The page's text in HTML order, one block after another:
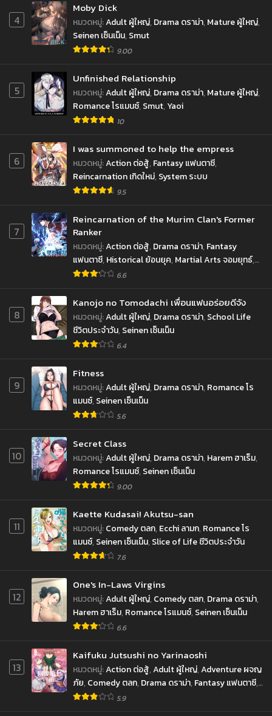
4
Moby Dick
หมวดหมู่:Adult ผู้ใหญ่, Drama ดราม่า, Mature ผู้ใหญ่,
Seinen เซ็นเน็น, Smut
9.00
5
Unfinished Relationship
หมวดหมู่:Adult ผู้ใหญ่, Drama ดราม่า, Mature ผู้ใหญ่,
Romance โรแมนซ์, Smut, Yaoi
10
6
I was summoned to help the empress
หมวดหมู่:Action ต่อสู้, Fantasy แฟนตาซี,
Reincarnation เกิดใหม่, System ระบบ
9.5
7
Reincarnation of the Murim Clan's Former
Ranker
หมวดหมู่:Action ต่อสู้, Drama ดราม่า, Fantasy
แฟนตาซี, Historical ย้อนยุค, Martial Arts จอมยุทธ์,
Shounen โชเน็น
6.6
8
Kanojo no Tomodachi เพื่อนแฟนอร่อยดีจัง
หมวดหมู่:Adult ผู้ใหญ่, Drama ดราม่า, School Life
ชีวิตประจำวัน, Seinen เซ็นเน็น
6.4
9
Fitness
หมวดหมู่:Adult ผู้ใหญ่, Drama ดราม่า, Romance โร
แมนซ์, Seinen เซ็นเน็น
5.6
10
Secret Class
หมวดหมู่:Adult ผู้ใหญ่, Drama ดราม่า, Harem ฮาเร็ม,
Romance โรแมนซ์, Seinen เซ็นเน็น
9.00
11
Kaette Kudasai! Akutsu-san
หมวดหมู่:Comedy ตลก, Ecchi ลามก, Romance โร
แมนซ์, Seinen เซ็นเน็น, Slice of Life ชีวิตประจำวัน
7.6
12
One's In-Laws Virgins
หมวดหมู่:Adult ผู้ใหญ่, Comedy ตลก, Drama ดราม่า,
Harem ฮาเร็ม, Romance โรแมนซ์, Seinen เซ็นเน็น
6.6
13
Kaifuku Jutsushi no Yarinaoshi
หมวดหมู่:Action ต่อสู้,Adult ผู้ใหญ่,Adventure ผจญ
ภัย, Comedy ตลก, Drama ดราม่า, Fantasy แฟนตาซี,
Harem ฮาเร็ม,Mature ผู้ใหญ่
5.9